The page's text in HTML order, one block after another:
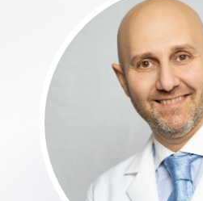
Автор и эксперт:
Арам Давидян, главный врач
AVRORACLINIC,
врач‑стоматолог‑хирург, имплантолог,
пародонтолог, ортопед, ортодонт